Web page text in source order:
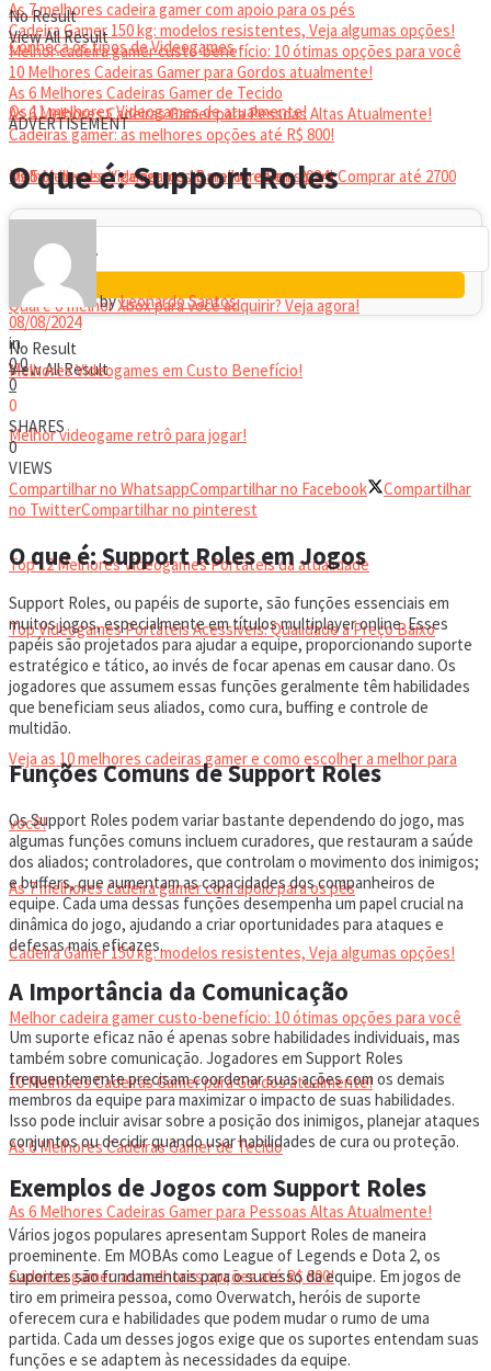
As 7 melhores cadeira gamer com apoio para os pés
Cadeira Gamer 150 kg: modelos resistentes, Veja algumas opções!
Melhor cadeira gamer custo-benefício: 10 ótimas opções para você
10 Melhores Cadeiras Gamer para Gordos atualmente!
As 6 Melhores Cadeiras Gamer de Tecido
As 6 Melhores Cadeiras Gamer para Pessoas Altas Atualmente!
Cadeiras gamer: as melhores opções até R$ 800!
Melhor headset gamer: os 10 melhores em 2024!
No Result
View All Result
Conheça os tipos de Videogames
Os 11 melhores Videogames de atualmente!
Os 5 Melhores Videogames Baratos e Bons para Comprar até 2700
Reais
Qual é o melhor Xbox para você adquirir? Veja agora!
Melhores Videogames em Custo Benefício!
Melhor videogame retrô para jogar!
VIDEOGAMES PORTÁTEIS
Top 12 Melhores Videogames Portáteis da atualidade
Top Videogames Portáteis Acessíveis: Qualidade a Preço Baixo
CADEIRA GAMER
Veja as 10 melhores cadeiras gamer e como escolher a melhor para
você!
As 7 melhores cadeira gamer com apoio para os pés
Cadeira Gamer 150 kg: modelos resistentes, Veja algumas opções!
Melhor cadeira gamer custo-benefício: 10 ótimas opções para você
10 Melhores Cadeiras Gamer para Gordos atualmente!
As 6 Melhores Cadeiras Gamer de Tecido
As 6 Melhores Cadeiras Gamer para Pessoas Altas Atualmente!
Cadeiras gamer: as melhores opções até R$ 800!
HEADSET
No Result
View All Result
ADVERTISEMENT
O que é: Support Roles
byLeonardo Santos
08/08/2024
in
00
0
0
SHARES
0
VIEWS
Compartilhar no WhatsappCompartilhar no Facebook
Compartilhar
no TwitterCompartilhar no pinterest
O que é: Support Roles em Jogos
Support Roles, ou papéis de suporte, são funções essenciais em
muitos jogos, especialmente em títulos multiplayer online. Esses
papéis são projetados para ajudar a equipe, proporcionando suporte
estratégico e tático, ao invés de focar apenas em causar dano. Os
jogadores que assumem essas funções geralmente têm habilidades
que beneficiam seus aliados, como cura, buffing e controle de
multidão.
Funções Comuns de Support Roles
Os Support Roles podem variar bastante dependendo do jogo, mas
algumas funções comuns incluem curadores, que restauram a saúde
dos aliados; controladores, que controlam o movimento dos inimigos;
e buffers, que aumentam as capacidades dos companheiros de
equipe. Cada uma dessas funções desempenha um papel crucial na
dinâmica do jogo, ajudando a criar oportunidades para ataques e
defesas mais eficazes.
A Importância da Comunicação
Um suporte eficaz não é apenas sobre habilidades individuais, mas
também sobre comunicação. Jogadores em Support Roles
frequentemente precisam coordenar suas ações com os demais
membros da equipe para maximizar o impacto de suas habilidades.
Isso pode incluir avisar sobre a posição dos inimigos, planejar ataques
conjuntos ou decidir quando usar habilidades de cura ou proteção.
Exemplos de Jogos com Support Roles
Vários jogos populares apresentam Support Roles de maneira
proeminente. Em MOBAs como League of Legends e Dota 2, os
suportes são fundamentais para o sucesso da equipe. Em jogos de
tiro em primeira pessoa, como Overwatch, heróis de suporte
oferecem cura e habilidades que podem mudar o rumo de uma
partida. Cada um desses jogos exige que os suportes entendam suas
funções e se adaptem às necessidades da equipe.